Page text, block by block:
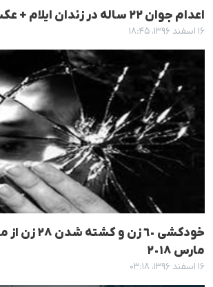
اعدام جوان ٢٢ سالە در زندان ایلام + عکس
۱۶ اسفند ۱۳۹۶، ۱۸:۴۵
مارس ٢٠١٨
۱۶ اسفند ۱۳۹۶، ۰۳:۱۸